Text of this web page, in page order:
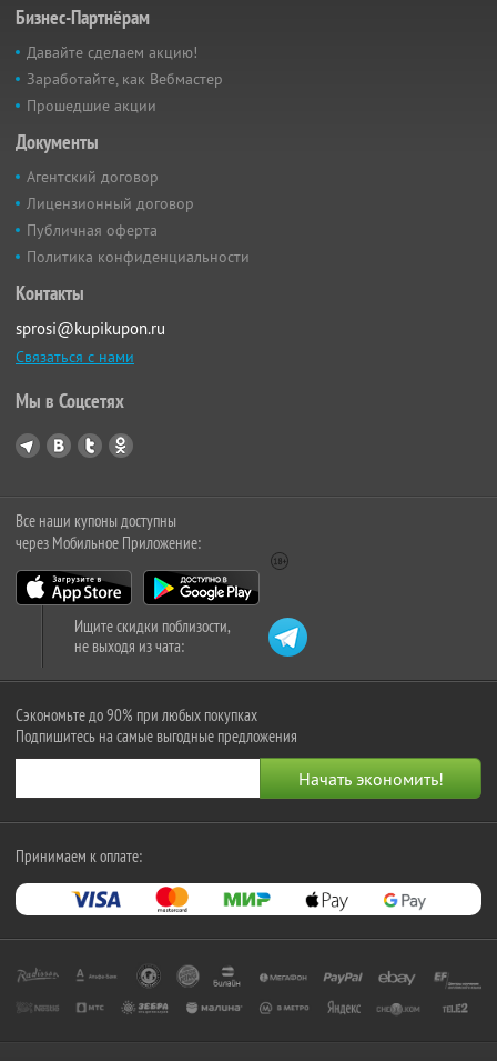
Бизнес-Партнёрам
Давайте сделаем акцию!
Заработайте, как Вебмастер
Прошедшие акции
Документы
Агентский договор
Лицензионный договор
Публичная оферта
Политика конфиденциальности
Контакты
sprosi@kupikupon.ru
Связаться с нами
Мы в Соцсетях
Все наши купоны доступны
через Мобильное Приложение:
Ищите скидки поблизости,
не выходя из чата:
Сэкономьте до 90% при любых покупках
Подпишитесь на самые выгодные предложения
Принимаем к оплате: